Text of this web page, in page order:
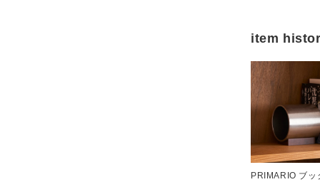
item
PRIMARIO ブッ